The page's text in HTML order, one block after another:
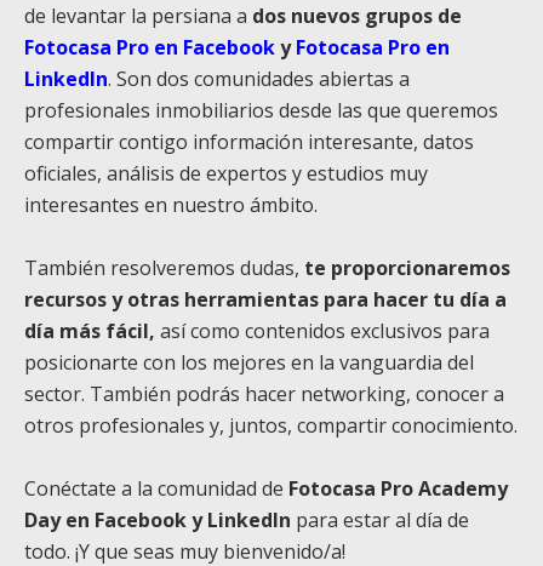
de levantar la persiana a dos nuevos grupos de
Fotocasa Pro en FacebookyFotocasa Pro en
LinkedIn. Son dos comunidades abiertas a
profesionales inmobiliarios desde las que queremos
compartir contigo información interesante, datos
oficiales, análisis de expertos y estudios muy
interesantes en nuestro ámbito.
También resolveremos dudas, te proporcionaremos
recursos y otras herramientas para hacer tu día a
día más fácil, así como contenidos exclusivos para
posicionarte con los mejores en la vanguardia del
sector. También podrás hacer networking, conocer a
otros profesionales y, juntos, compartir conocimiento.
Conéctate a la comunidad de Fotocasa Pro Academy
Day en Facebook y LinkedIn para estar al día de
todo. ¡Y que seas muy bienvenido/a!